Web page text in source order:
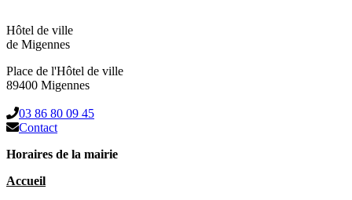
Hôtel de ville
de Migennes
Place de l'Hôtel de ville
89400 Migennes
03 86 80 09 45
Contact
Horaires de la mairie
Accueil